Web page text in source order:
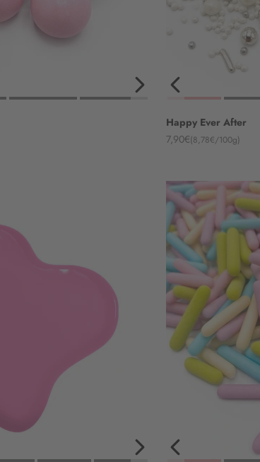
Happy Ever After
Angebot
7,90€(8,78€/100g)